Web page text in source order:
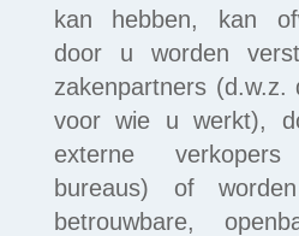
kan hebben, kan
door u worden
zakenpartners (d.w.z.
voor wie u werkt),
externe
bureaus) of
betrouwbare,